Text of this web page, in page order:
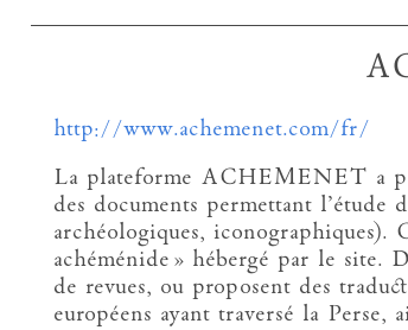
http://www.achemenet.com/fr/
La plateforme ACHEMENET a
des documents permettant l’étude
archéologiques, iconographiques).
achéménide » hébergé par le site.
de revues, ou proposent des
européens ayant traversé la Perse,